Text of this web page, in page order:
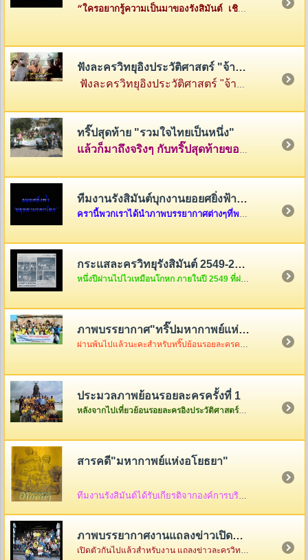
“ใครอยากรู้ความเป็นมาของรังสิมันต์ เชิญทางนี้ค่ะ”
ฟังละครวิทยุอิงประวัติศาสตร์ "จ้าวสามแผ่นดิน"
ฟังละครวิทยุอิงประวัติศาสตร์ "จ้าวสามแผ่นดิน" เรื่องราวของสามกษัตริย์ผู้ยิ่งใหญ่แห่งสามแคว้น พ่อขุนรามคำแหง แห่งสุโขทัย พญามังราย แห่งหิรัญนครเงินยาง และพญางำเมือง แห่งภูกามยาว
ทริ๊ปสุดท้าย "รวมใจไทยเป็นหนึ่ง"
แล้วก็มาถึงจริงๆ กับทริ๊ปสุดท้ายของรายการ "รวมใจไทยเป็นหนึ่ง" ที่เต็มไปด้วยความสนุกสนานและความตรึงใจ คลุกเคล้าด้วยกับเสียงหัวเราะและร้องไห้ นำภาพมาฝากกันพอเลาๆ ในบ้านรังสิมันต์แห่งนี้ครับ แต่ถ้าอยากดูต่อ ก็คลิ๊กดูใต้ภาพในบทความได้เลยครับ
ทีมงานรังสิมันต์บุกงานยอยศยิ่งฟ้า อยุธยามรดกโลก
กระแสละครวิทยุรังสิมันต์ 2549-2550
หนึ่งปีผ่านไปไวเหมือนโกหก ภายในปี 2549 ที่ผ่านมากระแสละครวิทยุของพวกเราชาวรังสิมันต์จะเป็นอย่างไรกันบ้างนะ สงสัยแล้วใช่มั้ยล่ะคะ ถ้างั้นต้องรีบคริ๊กเข้าไปดูแล้วล่ะค่ะ ไม่งั้น out นะขอบอก...
ภาพบรรยากาศ"ทริ๊ปมหากาพย์แห่งอโยธยา"
ผ่านพ้นไปแล้วนะคะสำหรับทริ๊ปย้อนรอยละครครั้งที่ 2 เมื่อวันอาทิตย์ที่ 3 ธันวา ซึ่งในวันนั้นอากาศค่อนข้างเป็นใจไม่ค่อยร้อนมากอย่างที่คิดแต่ความสนุกจะร้อนแรงขนาดไหนต้องคริ๊กเข้าไปดูภาพกันเองค่ะ
ประมวลภาพย้อนรอยละครครั้งที่ 1
หลังจากไปเที่ยวย้อนรอยละครอิงประวัติศาสตร์ที่จังหวัดพระนครศรีอยุธยาครั้งแรกกันกลับมาแล้ว ก็เอาภาพกลับมาให้ดูเล่าสู่กันฟัง ใครเป็นใครก็ดูกันเอาเองก็แล้วกันนะคะ
สารคดี"มหากาพย์แห่งอโยธยา"
ภาพบรรยากาศงานแถลงข่าวเปิดตัว"มหากาพย์แห่งอโยธยา"
เปิดตัวกันไปแล้วสำหรับงาน แถลงข่าวละครวิทยุอิงประวัติศาสตร์ ชุด " มหากาพย์แห่งอโยธยา" ณ คุ้มขุนแผน จังหวัดพระนครศรีอยุธยา ซึ่งในงานมีแขกรับเชิญผู้เกียรติมาร่วมงานกันคับคั่ง พร้อมด้วยเหล่าทีมงานและแฟนละครอีกมากมาย...